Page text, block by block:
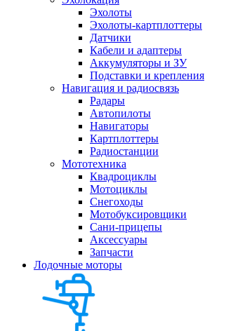
Эхолоты
Эхолоты-картплоттеры
Датчики
Кабели и адаптеры
Аккумуляторы и ЗУ
Подставки и крепления
Навигация и радиосвязь
Радары
Автопилоты
Навигаторы
Картплоттеры
Радиостанции
Мототехника
Квадроциклы
Мотоциклы
Снегоходы
Мотобуксировщики
Сани-прицепы
Аксессуары
Запчасти
Лодочные моторы